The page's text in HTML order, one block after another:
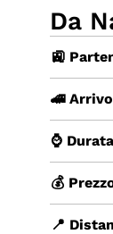
Da
🚉
🚄 Arrivo
⌚
💰
📍